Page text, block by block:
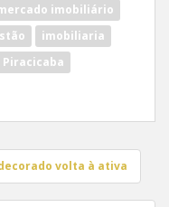
imobiliário
imobiliaria
Piracicaba
volta à ativa